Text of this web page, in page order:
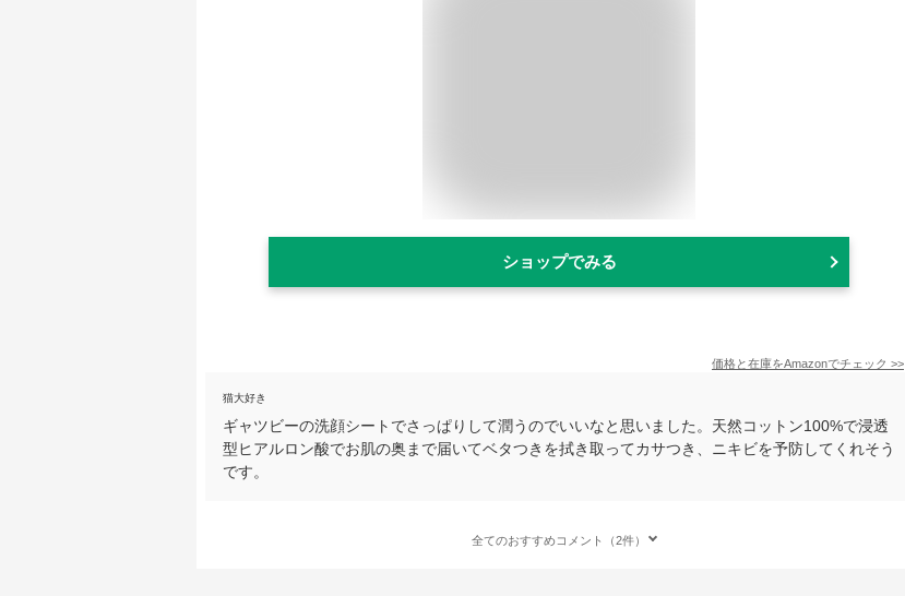
ショップでみる
価格と在庫をAmazonでチェック >>
猫大好き
ギャツビーの洗顔シートでさっぱりして潤うのでいいなと思いました。天然コットン100%で浸透
型ヒアルロン酸でお肌の奥まで届いてベタつきを拭き取ってカサつき、ニキビを予防してくれそう
です。
全てのおすすめコメント（2件）